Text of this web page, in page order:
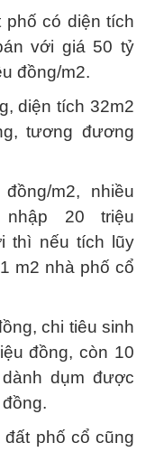
phố có diện tích
với giá 50 tỷ
đồng/m2.
diện tích 32m2
tương đương
m2, nhiều
20 triệu
thì nếu tích lũy
m2 nhà phố cổ
chi tiêu sinh
đồng, còn 10
dụm được
phố cổ cũng